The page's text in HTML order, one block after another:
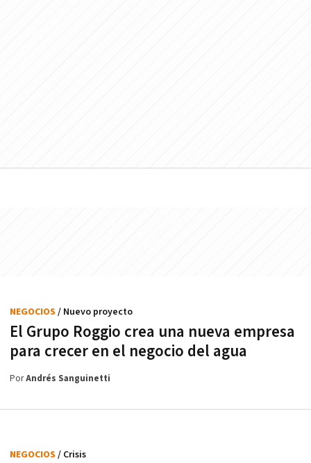
El Grupo Roggio crea una nueva empresa
para crecer en el negocio del agua
NEGOCIOS / Nuevo proyecto
PorAndrés Sanguinetti
NEGOCIOS / Crisis